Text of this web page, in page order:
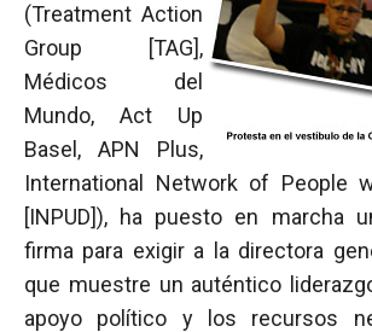
(Treatment Action
Group [TAG],
Médicos del
Mundo, Act Up
Basel, APN Plus,
International Network of People
[INPUD]), ha puesto en marcha
firma para exigir a la directora
que muestre un auténtico
apoyo político y los recursos